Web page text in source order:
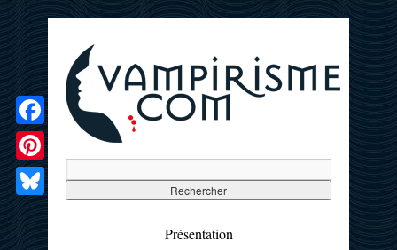
Présentation
Facebook
Pinterest
Bluesky